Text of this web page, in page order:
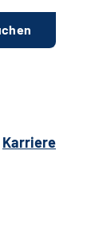
Karriere